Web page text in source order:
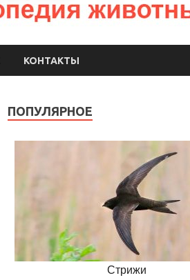
КОНТАКТЫ
ПОПУЛЯРНОЕ
Стрижи